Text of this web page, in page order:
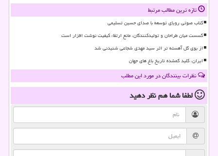
تازه ترین مطالب مرتبط
کتاب صوتی رویای توسعه با صدای حسین تسلیمی
گسست میان طراحان و تولیدکنندگان، مانع ارتقاء کیفیت نوشت افزار است
از بوی گل آهسته تر اثر سید مهدی شجاعی شنیدنی شد
ایران، کلید گمشده تاریخ باغ های جهان
نظرات بینندگان در مورد این مطلب
لطفا شما همنظر دهید